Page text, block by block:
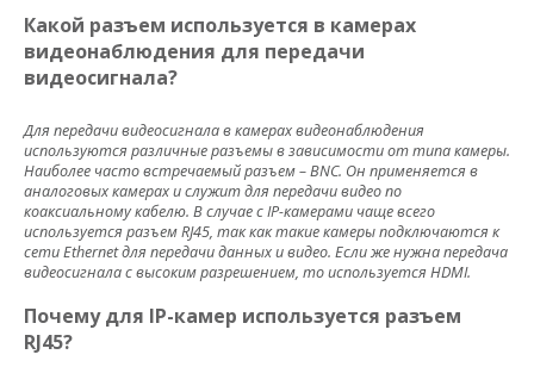
Какой разъем используется в камерах
видеонаблюдения для передачи
видеосигнала?
Для передачи видеосигнала в камерах видеонаблюдения
используются различные разъемы в зависимости от типа камеры.
Наиболее часто встречаемый разъем – BNC. Он применяется в
аналоговых камерах и служит для передачи видео по
коаксиальному кабелю. В случае с IP-камерами чаще всего
используется разъем RJ45, так как такие камеры подключаются к
сети Ethernet для передачи данных и видео. Если же нужна передача
видеосигнала с высоким разрешением, то используется HDMI.
Почему для IP-камер используется разъем
RJ45?